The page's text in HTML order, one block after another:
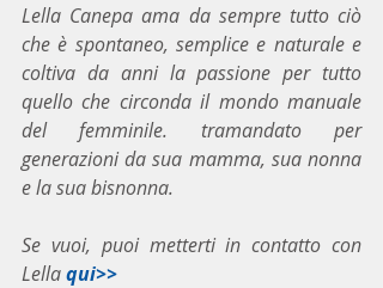
Lella Canepa ama da sempre tutto ciò
che è spontaneo, semplice e naturale e
coltiva da anni la passione per tutto
quello che circonda il mondo manuale
del femminile. tramandato per
generazioni da sua mamma, sua nonna
e la sua bisnonna.
Se vuoi, puoi metterti in contatto con
Lella qui>>